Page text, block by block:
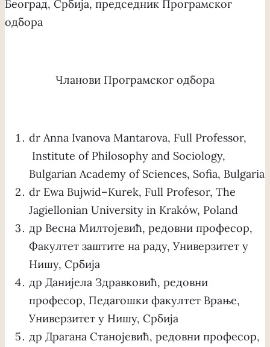
Београд, Србија, председник Програмског
одбора
Чланови Програмског одбора
dr Anna Ivanova Mantarova, Full Professor,
Institute of Philosophy and Sociology,
Bulgarian Academy of Sciences, Sofia, Bulgaria
dr Ewa Bujwid–Kurek, Full Profesor, The
Jagiellonian University in Kraków, Poland
др Весна Милтојевић, редовни професор,
Факултет заштите на раду, Универзитет у
Нишу, Србија
др Данијела Здравковић, редовни
професор, Педагошки факултет Врање,
Универзитет у Нишу, Србија
др Драгана Станојевић, редовни професор,